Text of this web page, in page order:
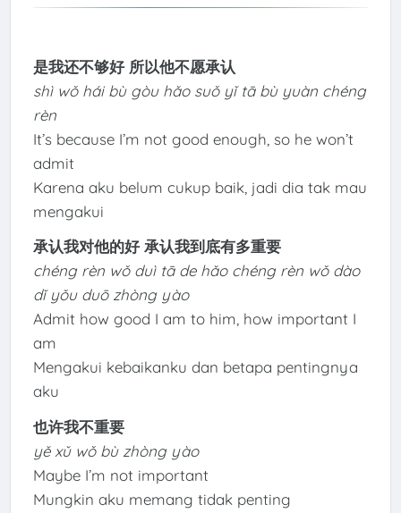
是我还不够好 所以他不愿承认
shì wǒ hái bù gòu hǎo suǒ yǐ tā bù yuàn chéng
rèn
It’s because I’m not good enough, so he won’t
admit
Karena aku belum cukup baik, jadi dia tak mau
mengakui
承认我对他的好 承认我到底有多重要
chéng rèn wǒ duì tā de hǎo chéng rèn wǒ dào
dǐ yǒu duō zhòng yào
Admit how good I am to him, how important I
am
Mengakui kebaikanku dan betapa pentingnya
aku
也许我不重要
yě xǔ wǒ bù zhòng yào
Maybe I’m not important
Mungkin aku memang tidak penting